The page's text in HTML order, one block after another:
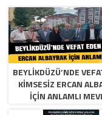
BEYLIKDÜZÜ’NDE
KIMSESIZ ERCAN
İÇIN ANLAMLI